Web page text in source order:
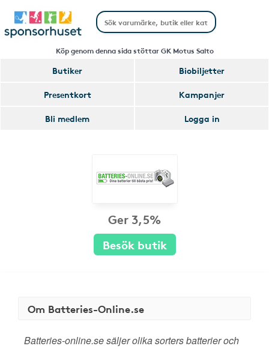
Köp genom denna sida stöttar GK Motus Salto
Butiker
Biobiljetter
Presentkort
Kampanjer
Bli medlem
Logga in
Ger 3,5%
Besök butik
Om Batteries-Online.se
Batteries-online.se säljer olika sorters batterier och